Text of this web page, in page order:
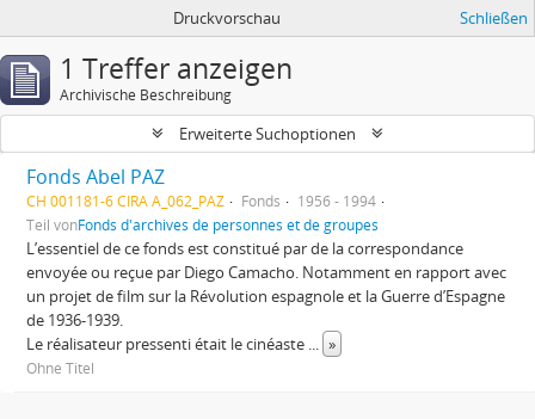
Druckvorschau Schließen
1 Treffer anzeigen
Archivische Beschreibung
Erweiterte Suchoptionen
Fonds Abel PAZ
CH 001181-6 CIRA A_062_PAZ Fonds
1956 - 1994
Teil vonFonds d'archives de personnes et de groupes
L’essentiel de ce fonds est constitué par de la correspondance
envoyée ou reçue par Diego Camacho. Notamment en rapport avec
un projet de film sur la Révolution espagnole et la Guerre d’Espagne
de 1936-1939.
Le réalisateur pressenti était le cinéaste ... »
Ohne Titel